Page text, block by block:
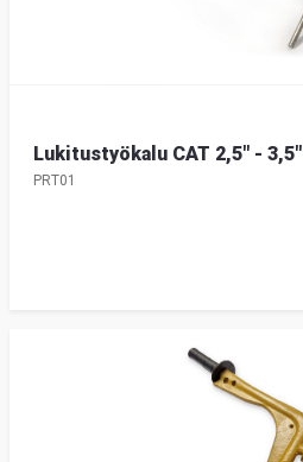
Lukitustyökalu CAT 2,5" - 3,5"
PRT01